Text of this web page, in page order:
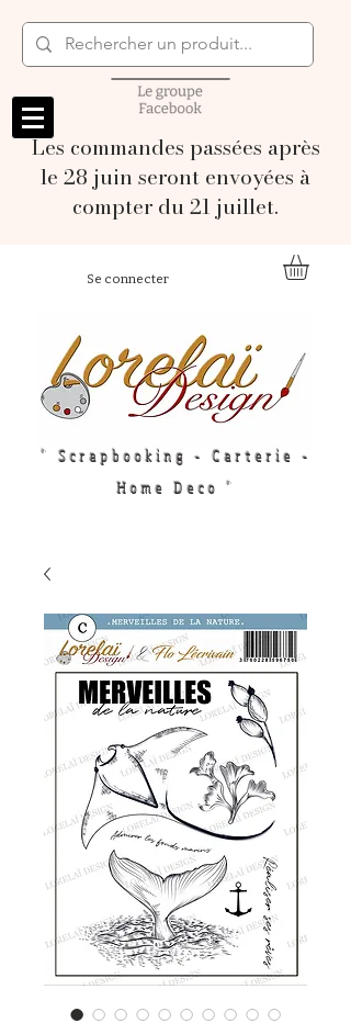
Les commandes passées après
le 28 juin seront envoyées à
compter du 21 juillet.
Se connecter
" Scrapbooking - Carterie -
Home Deco "